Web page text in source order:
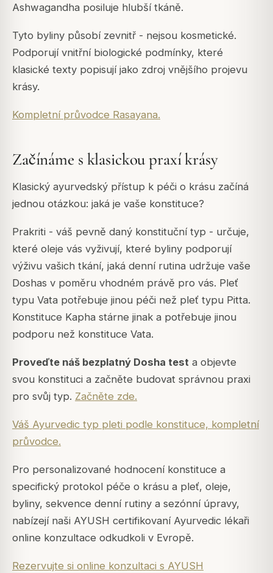
Ashwagandha posiluje hlubší tkáně.
Tyto byliny působí zevnitř - nejsou kosmetické.
Podporují vnitřní biologické podmínky, které
klasické texty popisují jako zdroj vnějšího projevu
krásy.
Kompletní průvodce Rasayana.
Začínáme s klasickou praxí krásy
Klasický ayurvedský přístup k péči o krásu začíná
jednou otázkou: jaká je vaše konstituce?
Prakriti - váš pevně daný konstituční typ - určuje,
které oleje vás vyživují, které byliny podporují
výživu vašich tkání, jaká denní rutina udržuje vaše
Doshas v poměru vhodném právě pro vás. Pleť
typu Vata potřebuje jinou péči než pleť typu Pitta.
Konstituce Kapha stárne jinak a potřebuje jinou
podporu než konstituce Vata.
Proveďte náš bezplatný Dosha test a objevte
svou konstituci a začněte budovat správnou praxi
pro svůj typ. Začněte zde.
Váš Ayurvedic typ pleti podle konstituce, kompletní
průvodce.
Pro personalizované hodnocení konstituce a
specifický protokol péče o krásu a pleť, oleje,
byliny, sekvence denní rutiny a sezónní úpravy,
nabízejí naši AYUSH certifikovaní Ayurvedic lékaři
online konzultace odkudkoli v Evropě.
Rezervujte si online konzultaci s AYUSH